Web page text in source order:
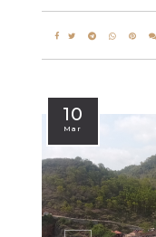
10
Mar